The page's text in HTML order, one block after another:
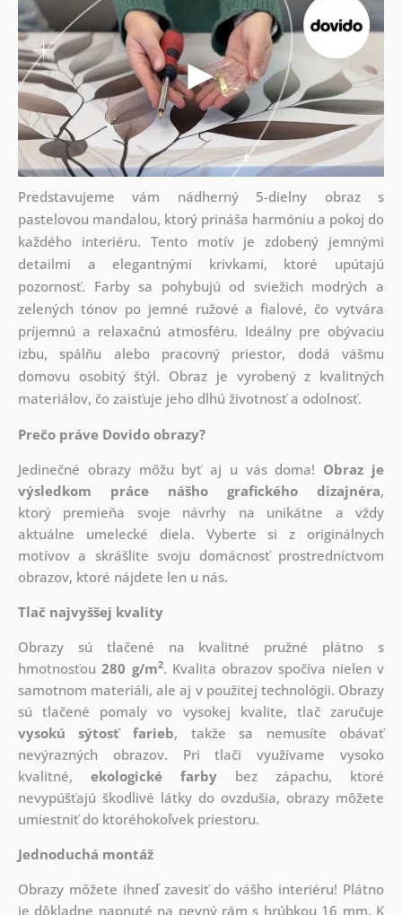
Predstavujeme vám nádherný 5-dielny obraz s
pastelovou mandalou, ktorý prináša harmóniu a pokoj do
každého interiéru. Tento motív je zdobený jemnými
detailmi a elegantnými krivkami, ktoré upútajú
pozornosť. Farby sa pohybujú od sviežich modrých a
zelených tónov po jemné ružové a fialové, čo vytvára
príjemnú a relaxačnú atmosféru. Ideálny pre obývaciu
izbu, spálňu alebo pracovný priestor, dodá vášmu
domovu osobitý štýl. Obraz je vyrobený z kvalitných
materiálov, čo zaisťuje jeho dlhú životnosť a odolnosť.
Prečo práve Dovido obrazy?
Jedinečné obrazy môžu byť aj u vás doma! Obraz je
výsledkom práce nášho grafického dizajnéra,
ktorý premieňa svoje návrhy na unikátne a vždy
aktuálne umelecké diela. Vyberte si z originálnych
motívov a skrášlite svoju domácnosť prostredníctvom
obrazov, ktoré nájdete len u nás.
Tlač najvyššej kvality
Obrazy sú tlačené na kvalitné pružné plátno s
hmotnosťou280 g/m2. Kvalita obrazov spočíva nielen v
samotnom materiáli, ale aj v použitej technológii. Obrazy
sú tlačené pomaly vo vysokej kvalite, tlač zaručuje
vysokú sýtosť farieb, takže sa nemusíte obávať
nevýrazných obrazov. Pri tlači využívame vysoko
kvalitné, ekologické farby bez zápachu, ktoré
nevypúšťajú škodlivé látky do ovzdušia, obrazy môžete
umiestniť do ktoréhokoľvek priestoru.
Jednoduchá montáž
Obrazy môžete ihneď zavesiť do vášho interiéru! Plátno
je dôkladne napnuté na pevný rám s hrúbkou 16 mm. K